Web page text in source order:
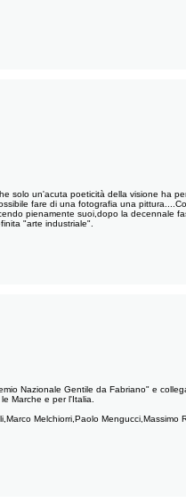
solo un'acuta poeticità della visione ha
fare di una fotografia una
pienamente suoi,dopo la decennale
"arte industriale".
Nazionale Gentile da Fabriano" e
Marche e per l'Italia.
Melchiorri,Paolo Mengucci,Massimo